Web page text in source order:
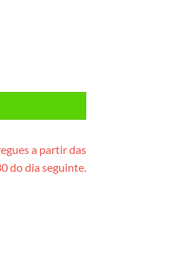
a partir das
do dia seguinte.